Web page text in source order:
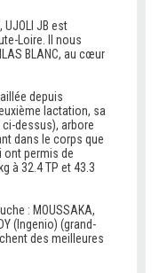
UJOLI JB est
Loire. Il nous
BLANC, au cœur
depuis
lactation, sa
ci-dessus), arbore
dans le corps que
ont permis de
à 32.4 TP et 43.3
: MOUSSAKA,
(Ingenio) (grand-
des meilleures